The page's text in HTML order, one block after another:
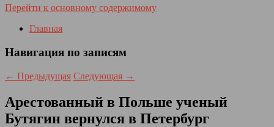
Перейти к основному содержимому
Главная
Навигация по записям
← Предыдущая Следующая →
Арестованный в Польше ученый
Бутягин вернулся в Петербург